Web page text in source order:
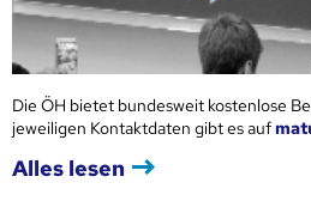
Die ÖH bietet bundesweit kostenlose
jeweiligen Kontaktdaten gibt es auf
Alles lesen